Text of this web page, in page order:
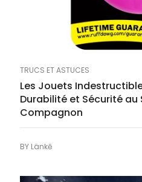
TRUCS ET ASTUCES
Les Jouets
Durabilité et Sécurité au
Compagnon
BY Länkē